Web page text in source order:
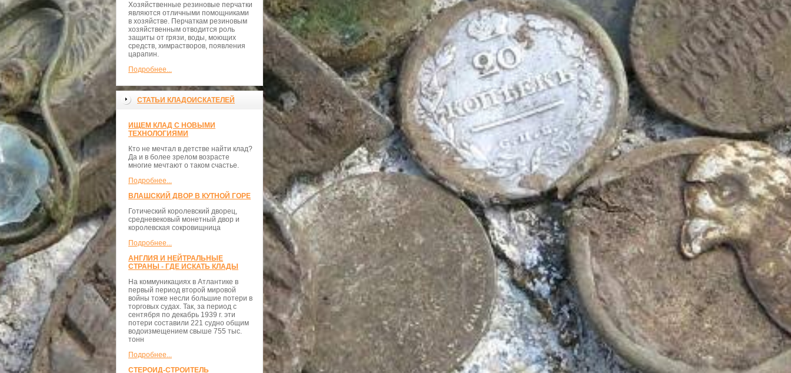
Хозяйственные резиновые перчатки
являются отличными помощниками
в хозяйстве. Перчаткам резиновым
хозяйственным отводится роль
защиты от грязи, воды, моющих
средств, химрастворов, появления
царапин.
Подробнее...
СТАТЬИ КЛАДОИСКАТЕЛЕЙ
ИЩЕМ КЛАД С НОВЫМИ
ТЕХНОЛОГИЯМИ
Кто не мечтал в детстве найти клад?
Да и в более зрелом возрасте
многие мечтают о таком счастье.
Подробнее...
ВЛАШСКИЙ ДВОР В КУТНОЙ ГОРЕ
Готический королевский дворец,
средневековый монетный двор и
королевская сокровищница
Подробнее...
АНГЛИЯ И НЕЙТРАЛЬНЫЕ
СТРАНЫ - ГДЕ ИСКАТЬ КЛАДЫ
На коммуникациях в Атлантике в
первый период второй мировой
войны тоже несли большие потери в
торговых судах. Так, за период с
сентября по декабрь 1939 г. эти
потери составили 221 судно общим
водоизмещением свыше 755 тыс.
тонн
Подробнее...
СТЕРОИД-СТРОИТЕЛЬ